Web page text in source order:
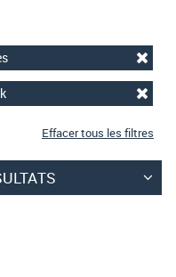
Effacer tous les filtres